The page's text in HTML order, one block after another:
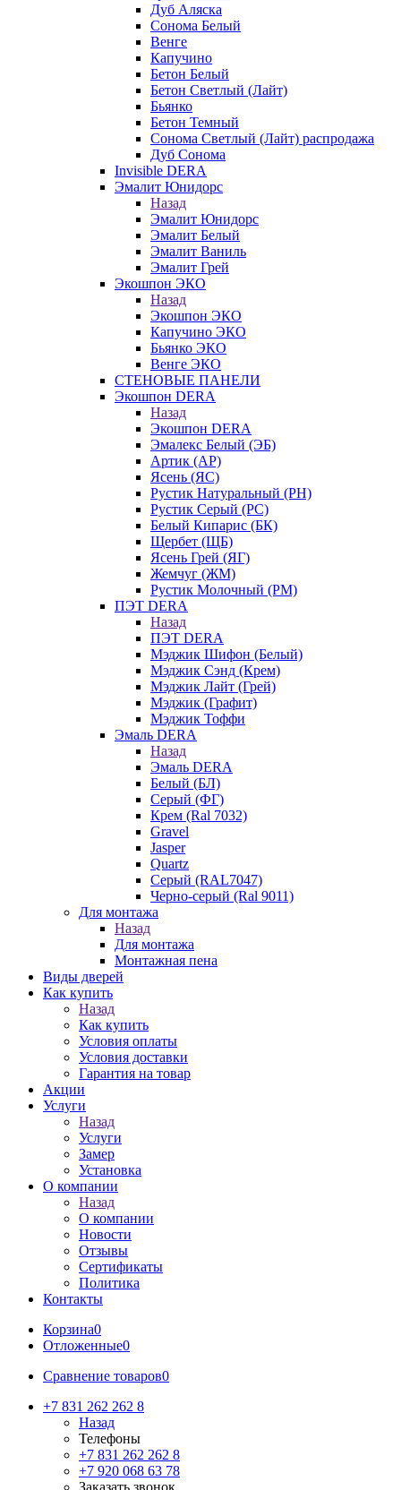
Дуб Аляска
Сонома Белый
Венге
Капучино
Бетон Белый
Бетон Светлый (Лайт)
Бьянко
Бетон Темный
Сонома Светлый (Лайт) распродажа
Дуб Сонома
Invisible DERA
Эмалит Юнидорс
Назад
Эмалит Юнидорс
Эмалит Белый
Эмалит Ваниль
Эмалит Грей
Экошпон ЭКО
Назад
Экошпон ЭКО
Капучино ЭКО
Бьянко ЭКО
Венге ЭКО
СТЕНОВЫЕ ПАНЕЛИ
Экошпон DERA
Назад
Экошпон DERA
Эмалекс Белый (ЭБ)
Артик (АР)
Ясень (ЯС)
Рустик Натуральный (РН)
Рустик Серый (РС)
Белый Кипарис (БК)
Щербет (ЩБ)
Ясень Грей (ЯГ)
Жемчуг (ЖМ)
Рустик Молочный (РМ)
ПЭТ DERA
Назад
ПЭТ DERA
Мэджик Шифон (Белый)
Мэджик Сэнд (Крем)
Мэджик Лайт (Грей)
Мэджик (Графит)
Мэджик Тоффи
Эмаль DERA
Назад
Эмаль DERA
Белый (БЛ)
Серый (ФГ)
Крем (Ral 7032)
Gravel
Jasper
Quartz
Серый (RAL7047)
Черно-серый (Ral 9011)
Для монтажа
Назад
Для монтажа
Монтажная пена
Виды дверей
Как купить
Назад
Как купить
Условия оплаты
Условия доставки
Гарантия на товар
Акции
Услуги
Назад
Услуги
Замер
Установка
О компании
Назад
О компании
Новости
Отзывы
Сертификаты
Политика
Контакты
Корзина0
Отложенные0
Сравнение товаров0
+7 831 262 262 8
Назад
Телефоны
+7 831 262 262 8
+7 920 068 63 78
Заказать звонок